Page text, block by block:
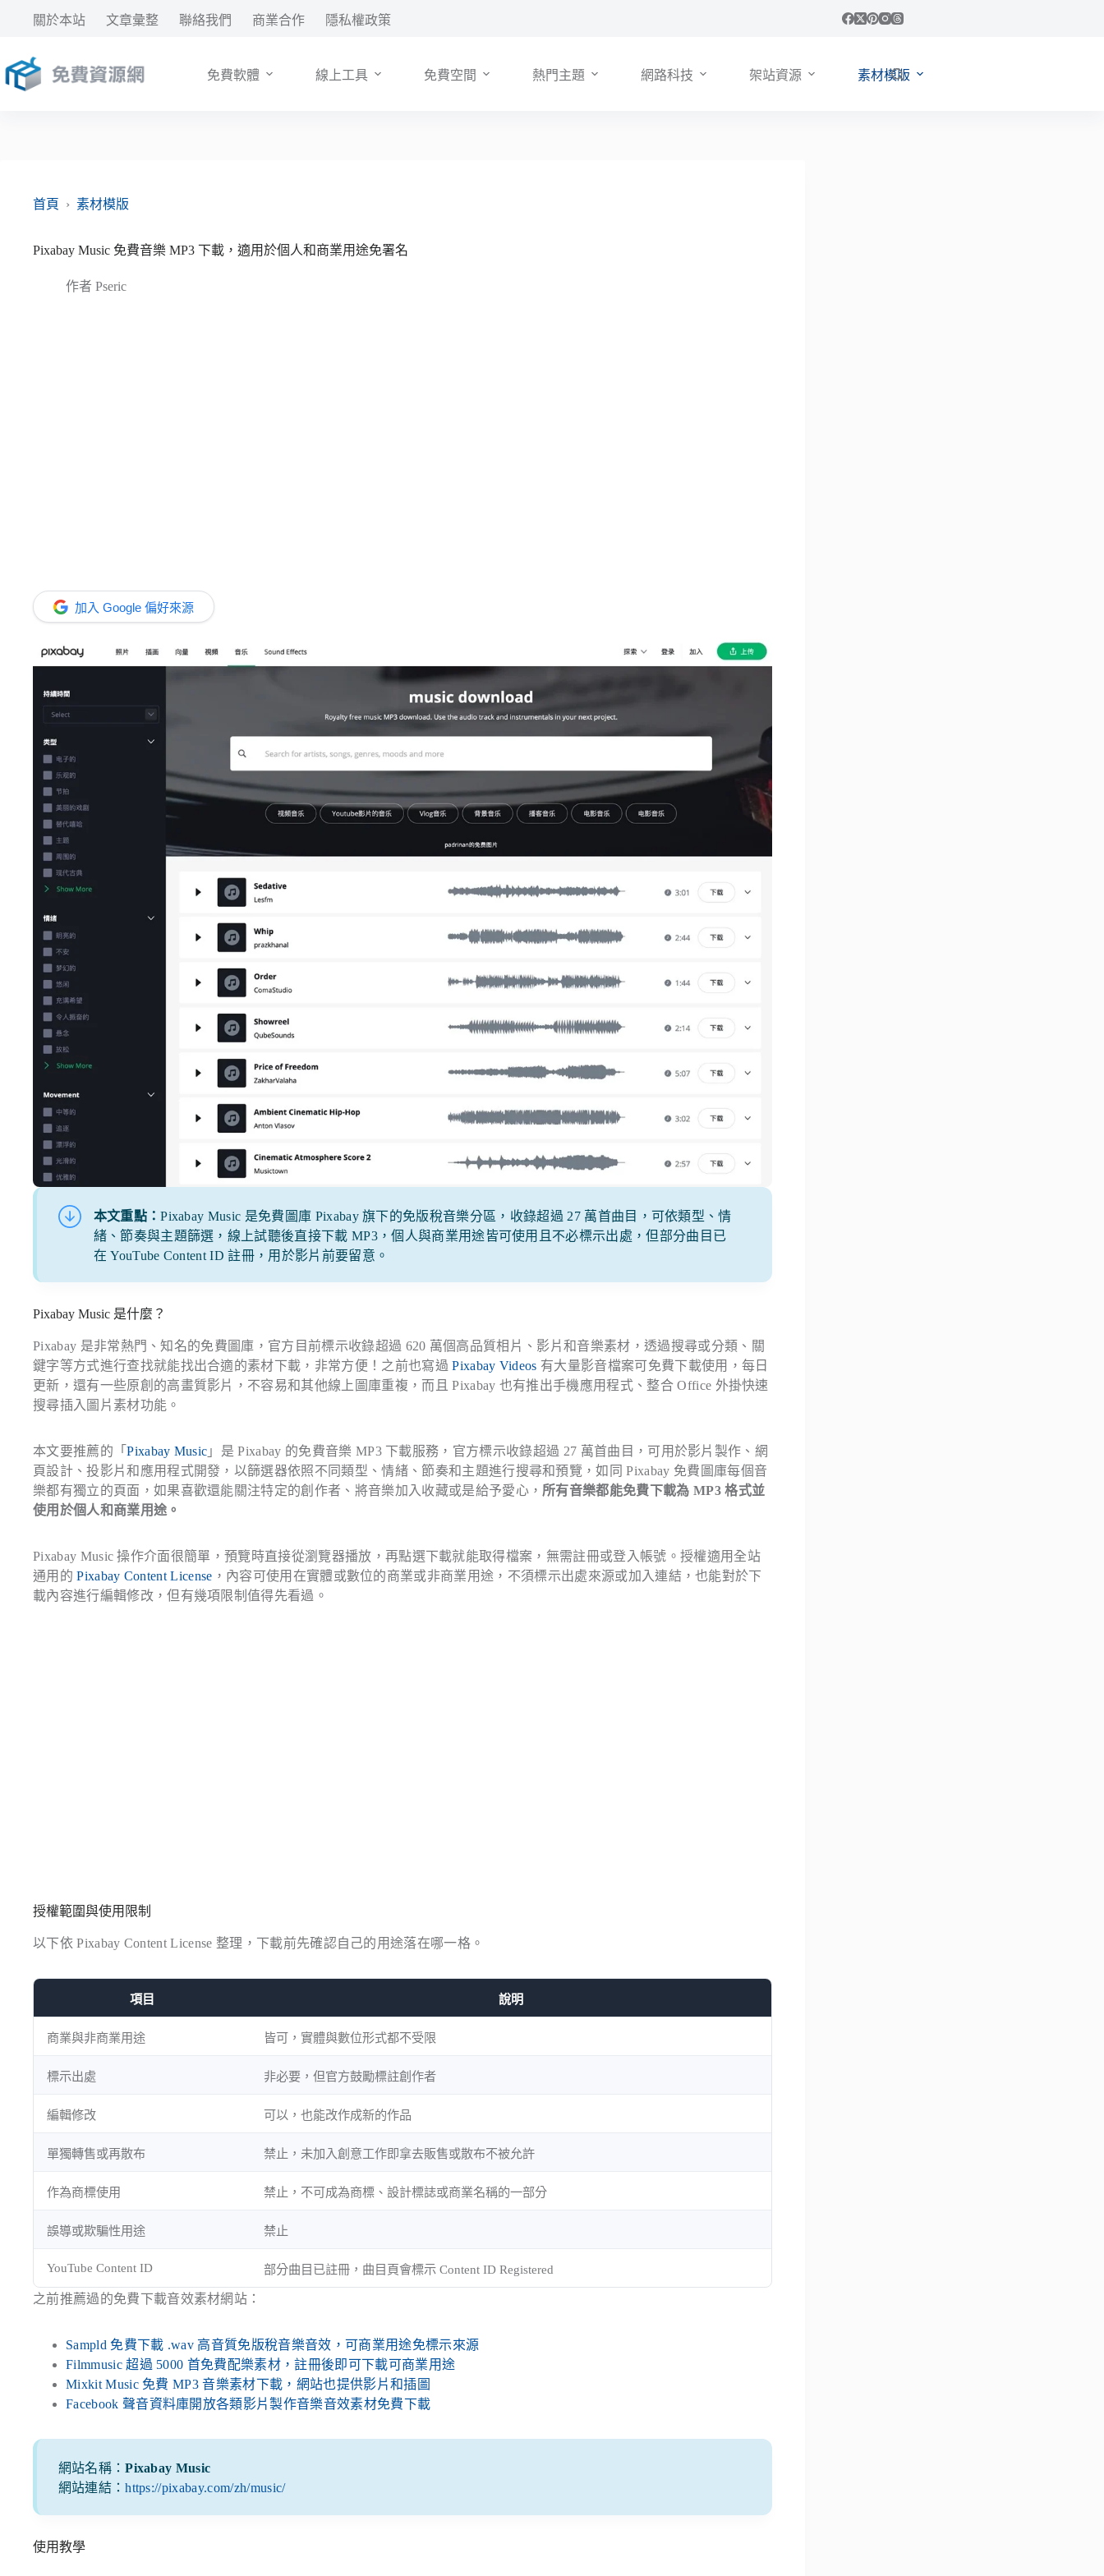
要
內
關於本站 文章彙整 聯絡我們 商業合作 隱私權政策
免費軟體 線上工具 免費空間 熱門主題 網路科技 架站資源 素材模版
首頁 › 素材模版
Pixabay Music 免費音樂 MP3 下載，適用於個人和商業用途免署名
作者 Pseric
加入 Google 偏好來源
本文重點：Pixabay Music 是免費圖庫 Pixabay 旗下的免版稅音樂分區，收錄超過 27 萬首曲目，可依類型、情
緒、節奏與主題篩選，線上試聽後直接下載 MP3，個人與商業用途皆可使用且不必標示出處，但部分曲目已
在 YouTube Content ID 註冊，用於影片前要留意。
Pixabay Music 是什麼？
Pixabay 是非常熱門、知名的免費圖庫，官方目前標示收錄超過 620 萬個高品質相片、影片和音樂素材，透過搜尋或分類、關
鍵字等方式進行查找就能找出合適的素材下載，非常方便！之前也寫過Pixabay Videos 有大量影音檔案可免費下載使用，每日
更新，還有一些原創的高畫質影片，不容易和其他線上圖庫重複，而且 Pixabay 也有推出手機應用程式、整合 Office 外掛快速
搜尋插入圖片素材功能。
本文要推薦的「Pixabay Music 」是 Pixabay 的免費音樂 MP3 下載服務，官方標示收錄超過 27 萬首曲目，可用於影片製作、網
頁設計、投影片和應用程式開發，以篩選器依照不同類型、情緒、節奏和主題進行搜尋和預覽，如同 Pixabay 免費圖庫每個音
樂都有獨立的頁面，如果喜歡還能關注特定的創作者、將音樂加入收藏或是給予愛心， 所有音樂都能免費下載為 MP3 格式並
使用於個人和商業用途。
Pixabay Music 操作介面很簡單，預覽時直接從瀏覽器播放，再點選下載就能取得檔案，無需註冊或登入帳號。授權適用全站
通用的Pixabay Content License ，內容可使用在實體或數位的商業或非商業用途，不須標示出處來源或加入連結，也能對於下
載內容進行編輯修改，但有幾項限制值得先看過。
授權範圍與使用限制
以下依 Pixabay Content License 整理，下載前先確認自己的用途落在哪一格。
項目 說明
商業與非商業用途 皆可，實體與數位形式都不受限
標示出處 非必要，但官方鼓勵標註創作者
編輯修改 可以，也能改作成新的作品
單獨轉售或再散布 禁止，未加入創意工作即拿去販售或散布不被允許
作為商標使用 禁止，不可成為商標、設計標誌或商業名稱的一部分
誤導或欺騙性用途 禁止
YouTube Content ID 部分曲目已註冊，曲目頁會標示 Content ID Registered
之前推薦過的免費下載音效素材網站：
Sampld 免費下載 .wav 高音質免版稅音樂音效，可商業用途免標示來源
Filmmusic 超過 5000 首免費配樂素材，註冊後即可下載可商業用途
Mixkit Music 免費 MP3 音樂素材下載，網站也提供影片和插圖
Facebook 聲音資料庫開放各類影片製作音樂音效素材免費下載
網站名稱：Pixabay Music
網站連結：https://pixabay.com/zh/music/
使用教學